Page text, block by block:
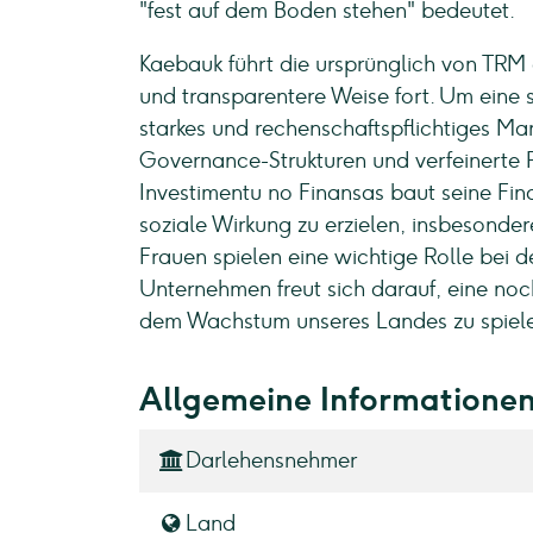
"fest auf dem Boden stehen" bedeutet.
Kaebauk führt die ursprünglich von
und transparentere Weise fort. Um
starkes und rechenschaftspflichtiges
Governance-Strukturen und verfeinerte
Investimentu no Finansas baut seine
soziale Wirkung zu erzielen,
Frauen spielen eine wichtige Rolle bei
Unternehmen freut sich darauf, eine
dem Wachstum unseres Landes zu
Allgemeine
Darlehensnehmer
Land